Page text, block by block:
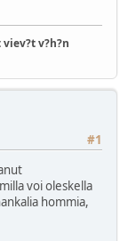
v?h?n
#1
voi oleskella
hommia,